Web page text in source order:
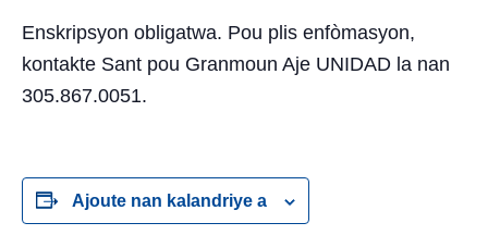
Enskripsyon obligatwa. Pou plis enfòmasyon,
kontakte Sant pou Granmoun Aje UNIDAD la nan
305.867.0051.
Ajoute nan kalandriye a